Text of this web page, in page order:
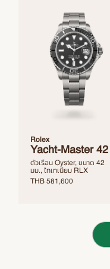
Rolex
Yacht-Master 42
ตัวเรือน Oyster, ขนาด 42
มม., ไทเทเนียม RLX
THB581,600